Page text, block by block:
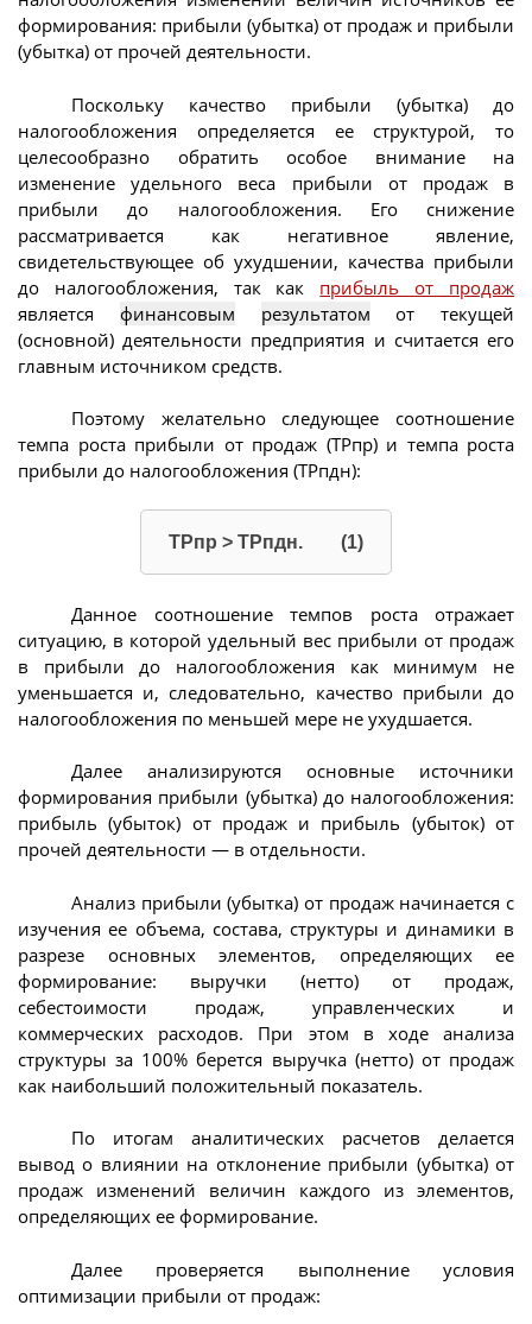
формирования: прибыли (убытка) от продаж и прибыли
(убытка) от прочей деятельности.
Поскольку качество прибыли (убытка) до
налогообложения определяется ее структурой, то
целесообразно обратить особое внимание на
изменение удельного веса прибыли от продаж в
прибыли до налогообложения. Его снижение
рассматривается как негативное явление,
свидетельствующее об ухудшении, качества прибыли
до налогообложения, так как прибыль от продаж
является финансовым результатом от текущей
(основной) деятельности предприятия и считается его
главным источником средств.
Поэтому желательно следующее соотношение
темпа роста прибыли от продаж (ТРпр) и темпа роста
прибыли до налогообложения (ТРпдн):
ТРпр > ТРпдн. (1)
Данное соотношение темпов роста отражает
ситуацию, в которой удельный вес прибыли от продаж
в прибыли до налогообложения как минимум не
уменьшается и, следовательно, качество прибыли до
налогообложения по меньшей мере не ухудшается.
Далее анализируются основные источники
формирования прибыли (убытка) до налогообложения:
прибыль (убыток) от продаж и прибыль (убыток) от
прочей деятельности — в отдельности.
Анализ прибыли (убытка) от продаж начинается с
изучения ее объема, состава, структуры и динамики в
разрезе основных элементов, определяющих ее
формирование: выручки (нетто) от продаж,
себестоимости продаж, управленческих и
коммерческих расходов. При этом в ходе анализа
структуры за 100% берется выручка (нетто) от продаж
как наибольший положительный показатель.
По итогам аналитических расчетов делается
вывод о влиянии на отклонение прибыли (убытка) от
продаж изменений величин каждого из элементов,
определяющих ее формирование.
Далее проверяется выполнение условия
оптимизации прибыли от продаж: